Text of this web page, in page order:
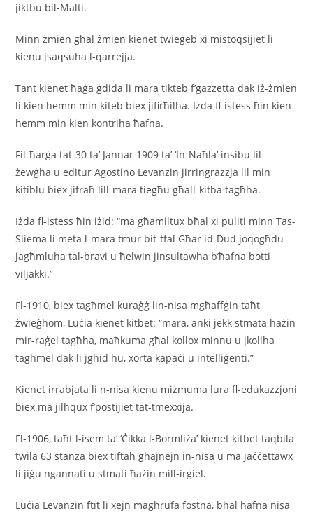
jiktbu bil-Malti.
Minn żmien għal żmien kienet twieġeb xi mistoqsijiet li
kienu jsaqsuha l-qarrejja.
Tant kienet ħaġa ġdida li mara tikteb f’gazzetta dak iż-żmien
li kien hemm min kiteb biex jifirħilha. Iżda fl-istess ħin kien
hemm min kien kontriha ħafna.
Fil-ħarġa tat-30 ta’ Jannar 1909 ta’ ‘In-Naħla’ insibu lil
żewġha u editur Agostino Levanzin jirringrazzja lil min
kitiblu biex jifraħ lill-mara tiegħu għall-kitba tagħha.
Iżda fl-istess ħin iżid: “ma għamiltux bħal xi puliti minn Tas-
Sliema li meta l-mara tmur bit-tfal Għar id-Dud joqogħdu
jagħmluha tal-bravi u ħelwin jinsultawha b’ħafna botti
viljakki.”
Fl-1910, biex tagħmel kuraġġ lin-nisa mgħaffġin taħt
żwieġhom, Luċia kienet kitbet: “mara, anki jekk stmata ħażin
mir-raġel tagħha, maħkuma għal kollox minnu u jkollha
tagħmel dak li jgħid hu, xorta kapaċi u intelliġenti.”
Kienet irrabjata li n-nisa kienu miżmuma lura fl-edukazzjoni
biex ma jilħqux f’postijiet tat-tmexxija.
Fl-1906, taħt l-isem ta’ ‘Ċikka l-Bormliża’ kienet kitbet taqbila
twila 63 stanza biex tiftaħ għajnejn in-nisa u ma jaċċettawx
li jiġu ngannati u stmati ħażin mill-irġiel.
Luċia Levanzin ftit li xejn magħrufa fostna, bħal ħafna nisa